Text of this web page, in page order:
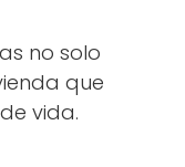
no solo
que
vida.